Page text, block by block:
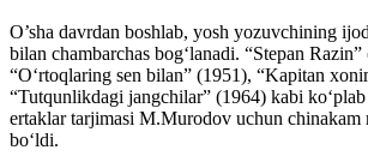
O’sha davrdan boshlab, yosh yozuvchining
bilan chambarchas bog‘lanadi. “Stepan Razin”
“O‘rtoqlaring sen bilan” (1951), “Kapitan
“Tutqunlikdagi jangchilar” (1964) kabi
ertaklar tarjimasi M.Murodov uchun chinakam
bo‘ldi.